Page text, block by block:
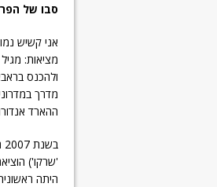
סבו של
מציאות:
ולהכנס
מדרך
ההארד
היתה